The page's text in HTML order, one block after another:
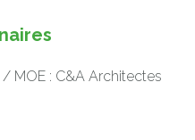
MOE : C&A Architectes